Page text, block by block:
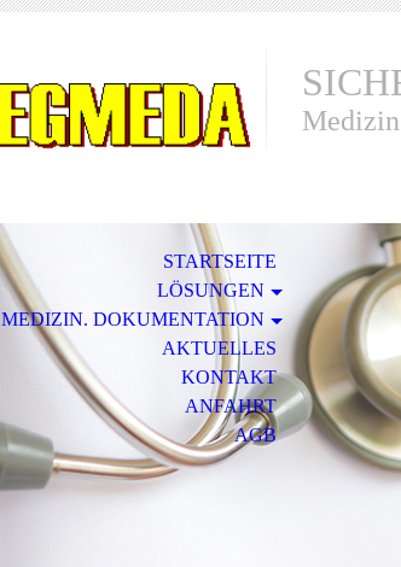
STARTSEITE
LÖSUNGEN
MEDIZIN. DOKUMENTATION
AKTUELLES
KONTAKT
ANFAHRT
AGB